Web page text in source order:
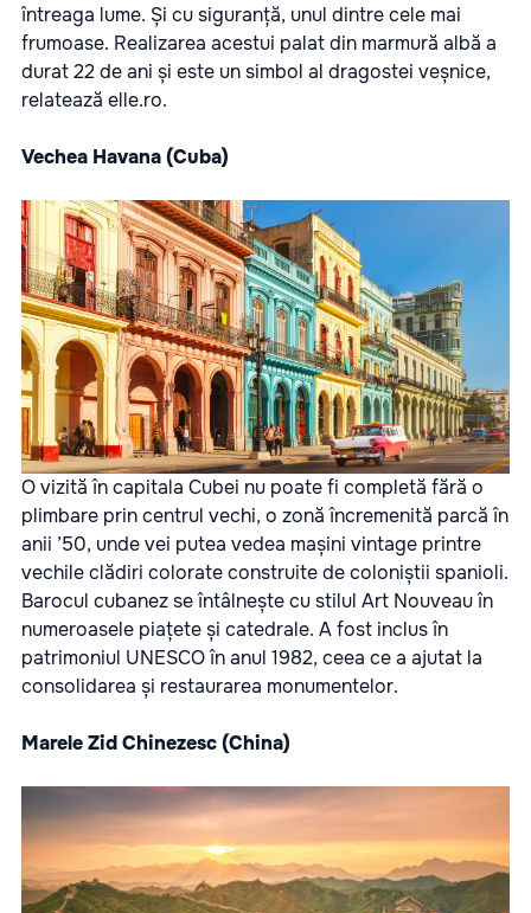
întreaga lume. Și cu siguranță, unul dintre cele mai
frumoase. Realizarea acestui palat din marmură albă a
durat 22 de ani și este un simbol al dragostei veșnice,
relatează elle.ro.
Vechea Havana (Cuba)
O vizită în capitala Cubei nu poate fi completă fără o
plimbare prin centrul vechi, o zonă încremenită parcă în
anii ’50, unde vei putea vedea mașini vintage printre
vechile clădiri colorate construite de coloniștii spanioli.
Barocul cubanez se întâlnește cu stilul Art Nouveau în
numeroasele piațete și catedrale. A fost inclus în
patrimoniul UNESCO în anul 1982, ceea ce a ajutat la
consolidarea și restaurarea monumentelor.
Marele Zid Chinezesc (China)